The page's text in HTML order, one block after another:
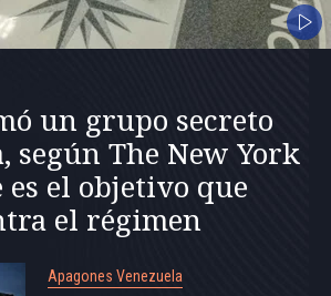
un grupo secreto
según The New York
es el objetivo que
el régimen
Apagones Venezuela